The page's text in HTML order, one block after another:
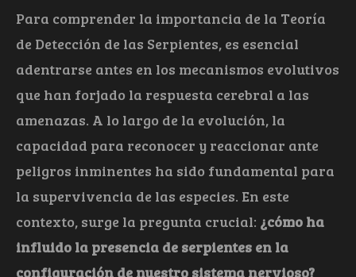
Para comprender la importancia de la Teoría
de Detección de las Serpientes, es esencial
adentrarse antes en los mecanismos evolutivos
que han forjado la respuesta cerebral a las
amenazas. A lo largo de la evolución, la
capacidad para reconocer y reaccionar ante
peligros inminentes ha sido fundamental para
la supervivencia de las especies. En este
contexto, surge la pregunta crucial: ¿cómo ha
influido la presencia de serpientes en la
configuración de nuestro sistema nervioso?